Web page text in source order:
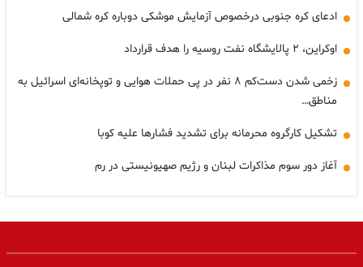
ادعای کره جنوبی درخصوص آزمایش موشکی دوباره کره شمالی
اوکراین، ۲ پالایشگاه نفت روسیه را هدف قرارداد
زخمی شدن دست‌کم ۸ نفر در پی حملات هوایی و توپخانه‌ای اسرائیل به
مناطق…
تشکیل کارگروه محرمانه برای تشدید فشارها علیه کوبا
آغاز دور سوم مذاکرات لبنان و رژیم صهیونیستی در رم